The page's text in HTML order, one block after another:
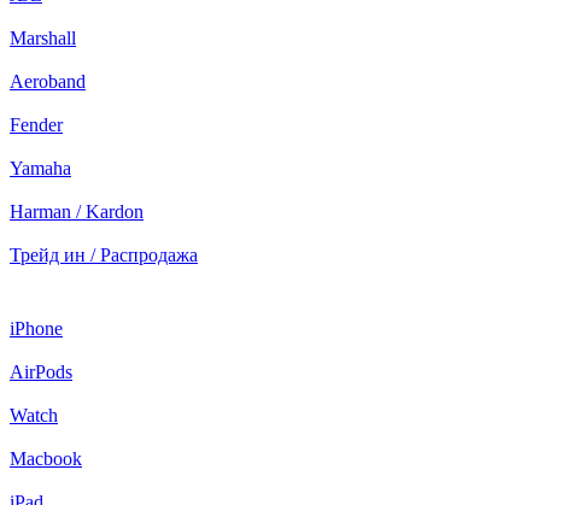
Marshall
Aeroband
Fender
Yamaha
Harman / Kardon
Трейд ин / Распродажа
iPhone
AirPods
Watch
Macbook